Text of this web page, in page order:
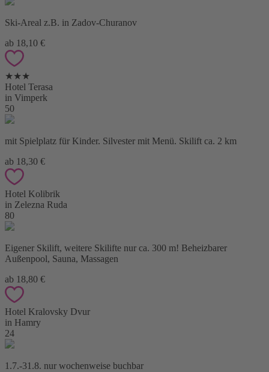
Ski-Areal z.B. in Zadov-Churanov
ab 18,10 €
★★★
Hotel Terasa
in Vimperk
50
mit Spielplatz für Kinder. Silvester mit Menü. Skilift ca. 2 km
ab 18,30 €
Hotel Kolibrik
in Zelezna Ruda
80
Eigener Skilift, weitere Skilifte nur ca. 300 m! Beheizbarer
Außenpool, Sauna, Massagen
ab 18,80 €
Hotel Kralovsky Dvur
in Hamry
24
1.7.-31.8. nur wochenweise buchbar